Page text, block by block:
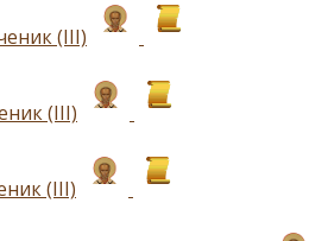
(III)
(III)
(III)